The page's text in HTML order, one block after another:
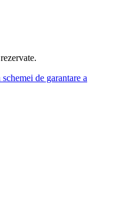
de garantare a